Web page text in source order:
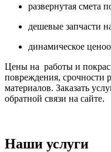
развернутая смета
дешевые запчасти
динамическое
Цены на работы и
повреждения, срочности
материалов. Заказать
обратной связи на сайте.
Наши услуги